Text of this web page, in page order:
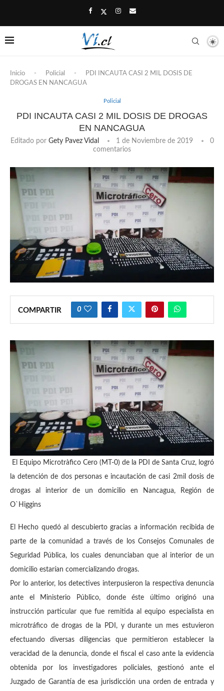
Inicio - Policial -
PDI INCAUTA CASI 2 MIL DOSIS DE
DROGAS EN NANCAGUA
Policial
PDI INCAUTA CASI 2 MIL DOSIS DE DROGAS
EN NANCAGUA
Editado por Gety Pavez Vidal 1 de Noviembre de 2019
0
comentarios
COMPARTIR 0
El Equipo Microtràfico Cero (MT-0) de la PDI de Santa Cruz, logró
la detención de dos personas e incautación de casi 2mil dosis de
drogas al interior de un domicilio en Nancagua, Región de
O`Higgins
El Hecho quedó al descubierto gracias a información recibida de
parte de la comunidad a través de los Consejos Comunales de
Seguridad Pública, los cuales denunciaban que al interior de un
domicilio estarían comercializando drogas.
Por lo anterior, los detectives interpusieron la respectiva denuncia
ante el Ministerio Público, donde éste último originó una
instrucción particular que fue remitida al equipo especialista en
microtráfico de drogas de la PDI, y durante un mes estuvieron
efectuando diversas diligencias que permitieron establecer la
veracidad de la denuncia, donde el fiscal el caso ante la evidencia
obtenida por los investigadores policiales, gestionó ante el
Juzgado de Garantía de esa jurisdicción una orden de entrada y